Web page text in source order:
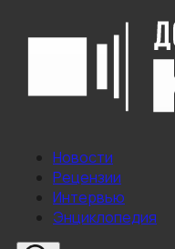
Новости
Рецензии
Интервью
Энциклопедия